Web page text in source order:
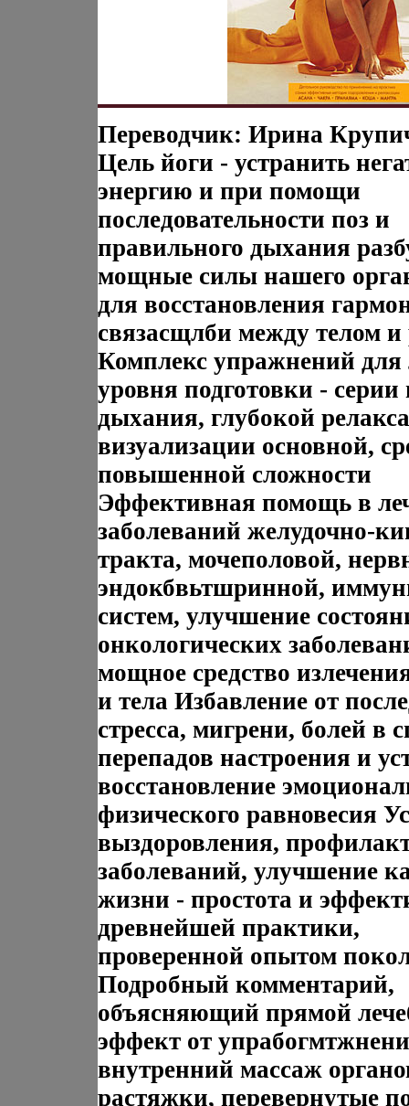
Переводчик: Ирина
Цель йоги - устранить
энергию и при помощи
последовательности поз и
правильного дыхания
мощные силы нашего
для восстановления
связасщлби между телом и
Комплекс упражнений для
уровня подготовки - серии
дыхания, глубокой
визуализации основной,
повышенной сложности
Эффективная помощь в
заболеваний желудочно-
тракта, мочеполовой,
эндокбвьтшринной,
систем, улучшение
онкологических
мощное средство
и тела Избавление от
стресса, мигрени, болей в
перепадов настроения и
восстановление
физического равновесия
выздоровления,
заболеваний, улучшение
жизни - простота и
древнейшей практики,
проверенной опытом
Подробный комментарий,
объясняющий прямой
эффект от
внутренний массаж
растяжки, перевернутые